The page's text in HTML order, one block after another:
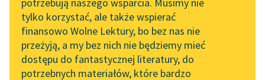
Pol’and’Rock Festivalu
„Kochanek Lady
Chatterley” do słuchania
na Wolnych Lekturach
Przewodnik dla piszących i
czytających
API
tylko korzystać, ale także wspierać
finansowo Wolne Lektury, bo bez nas nie
przeżyją, a my bez nich nie będziemy mieć
dostępu do fantastycznej literatury, do
potrzebnych materiałów, które bardzo
Wsiedliśmy do łodzi
właśnie, gdy słońce
wyjrzało od strony
Bagamoyo na